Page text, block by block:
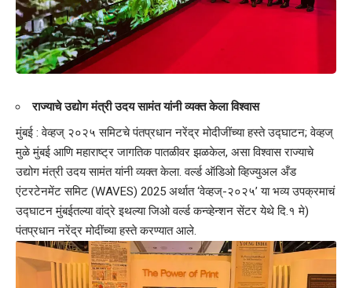
राज्याचे उद्योग मंत्री उदय सामंत यांनी व्यक्त केला विश्वास
मुंबई : वेव्हज् २०२५ समिटचे पंतप्रधान नरेंद्र मोदीजींच्या हस्ते उद्घाटन; वेव्हज्
मुळे मुंबई आणि महाराष्ट्र जागतिक पातळीवर झळकेल, असा विश्वास राज्याचे
उद्योग मंत्री उदय सामंत यांनी व्यक्त केला. वर्ल्ड ऑडिओ व्हिज्युअल अँड
एंटरटेनमेंट समिट (WAVES) 2025 अर्थात ‘वेव्हज्-२०२५’ या भव्य उपक्रमाचं
उद्घाटन मुंबईतल्या वांद्रे इथल्या जिओ वर्ल्ड कन्व्हेन्शन सेंटर येथे दि.१ मे)
पंतप्रधान नरेंद्र मोदींच्या हस्ते करण्यात आले.